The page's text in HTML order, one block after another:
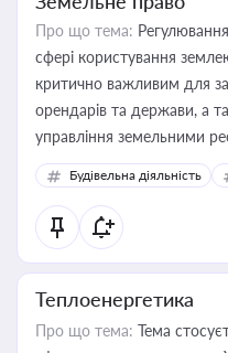
Про що тема: Регулювання
сфері користування
критично важливим для
орендарів та держави, а
управління земельними
Будівельна діяльність
Теплоенергетика
Про що тема: Тема